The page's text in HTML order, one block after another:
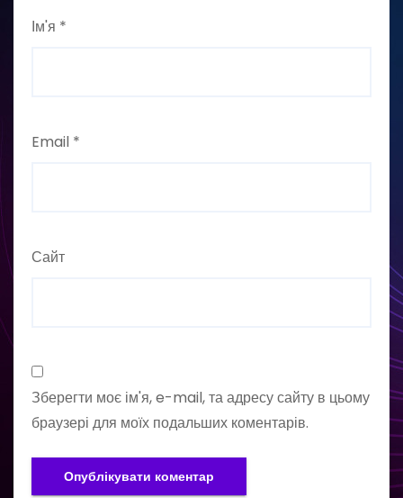
Ім'я *
Email *
Сайт
Зберегти моє ім'я, e-mail, та адресу сайту в цьому
браузері для моїх подальших коментарів.